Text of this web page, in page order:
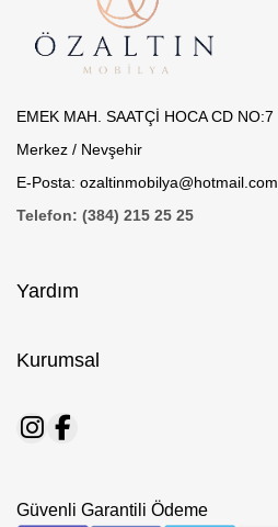
EMEK MAH. SAATÇİ HOCA CD NO:7
Merkez / Nevşehir
E-Posta: ozaltinmobilya@hotmail.com
Telefon: (384) 215 25 25
Yardım
Kurumsal
Güvenli Garantili Ödeme